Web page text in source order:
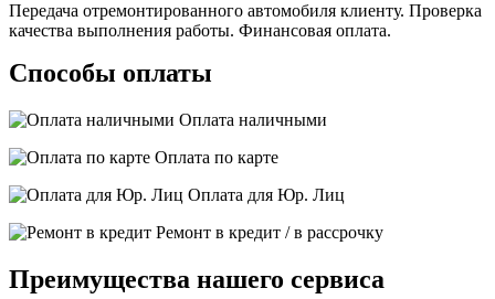
Передача отремонтированного автомобиля клиенту. Проверка
качества выполнения работы. Финансовая оплата.
Способы оплаты
Оплата наличными
Оплата по карте
Оплата для Юр. Лиц
Ремонт в кредит / в рассрочку
Преимущества нашего сервиса